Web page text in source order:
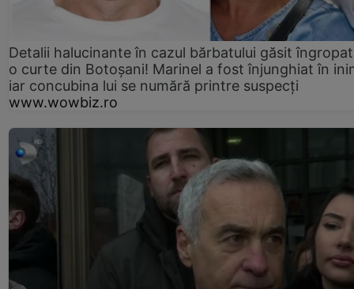
Detalii halucinante în cazul bărbatului găsit
o curte din Botoșani! Marinel a fost înjunghiat în
iar concubina lui se numără printre suspecți
www.wowbiz.ro